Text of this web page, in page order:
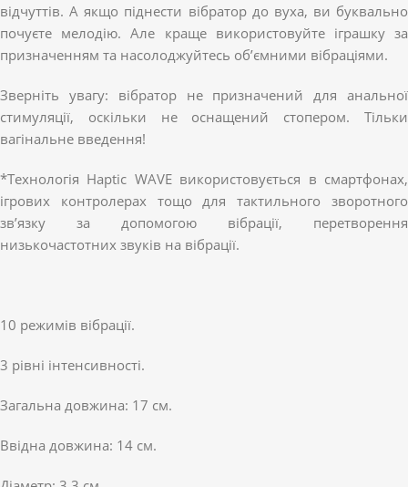
відчуттів. А якщо піднести вібратор до вуха, ви буквально
почуєте мелодію. Але краще використовуйте іграшку за
призначенням та насолоджуйтесь об’ємними вібраціями.
Зверніть увагу: вібратор не призначений для анальної
стимуляції, оскільки не оснащений стопером. Тільки
вагінальне введення!
*Технологія Haptic WAVE використовується в смартфонах,
ігрових контролерах тощо для тактильного зворотного
зв’язку за допомогою вібрації, перетворення
низькочастотних звуків на вібрації.
10 режимів вібрації.
3 рівні інтенсивності.
Загальна довжина: 17 см.
Ввідна довжина: 14 см.